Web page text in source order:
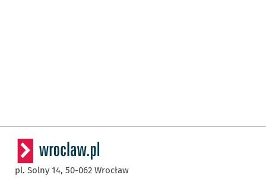
pl. Solny 14, 50-062 Wrocław